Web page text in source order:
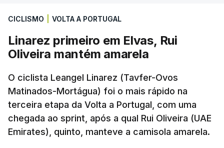
CICLISMO VOLTA A PORTUGAL
Linarez primeiro em Elvas, Rui
Oliveira mantém amarela
O ciclista Leangel Linarez (Tavfer-Ovos
Matinados-Mortágua) foi o mais rápido na
terceira etapa da Volta a Portugal, com uma
chegada ao sprint, após a qual Rui Oliveira (UAE
Emirates), quinto, manteve a camisola amarela.